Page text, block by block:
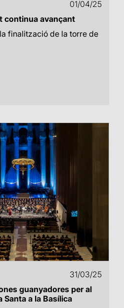
01/04/25
continua avançant
finalització de la torre de
31/03/25
guanyadores per al
Santa a la Basílica